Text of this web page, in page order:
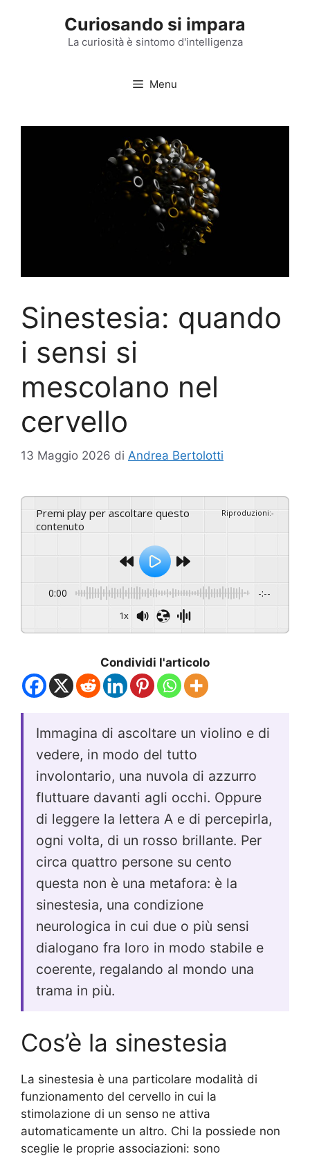
Curiosando si impara
La curiosità è sintomo d'intelligenza
Menu
Sinestesia: quando
i sensi si
mescolano nel
cervello
13 Maggio 2026 di Andrea Bertolotti
Premi play per ascoltare questo
contenuto
Riproduzioni:-
0:00 -:--
1x
Condividi l'articolo
Immagina di ascoltare un violino e di
vedere, in modo del tutto
involontario, una nuvola di azzurro
fluttuare davanti agli occhi. Oppure
di leggere la lettera A e di percepirla,
ogni volta, di un rosso brillante. Per
circa quattro persone su cento
questa non è una metafora: è la
sinestesia, una condizione
neurologica in cui due o più sensi
dialogano fra loro in modo stabile e
coerente, regalando al mondo una
trama in più.
Cos’è la sinestesia
La sinestesia è una particolare modalità di
funzionamento del cervello in cui la
stimolazione di un senso ne attiva
automaticamente un altro. Chi la possiede non
sceglie le proprie associazioni: sono